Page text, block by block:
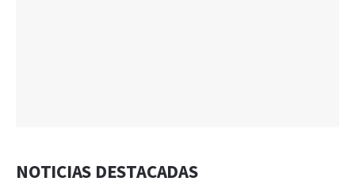
NOTICIAS DESTACADAS